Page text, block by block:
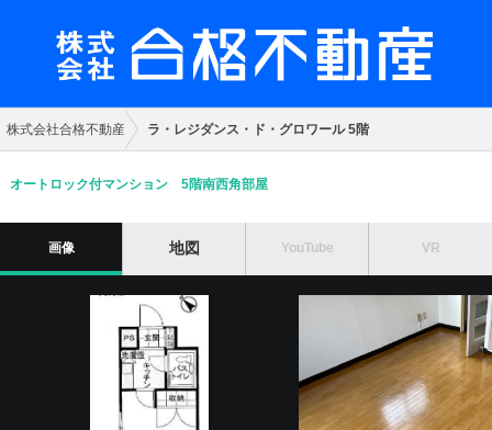
株式会社合格不動産 ラ・レジダンス・ド・グロワール 5階
オートロック付マンション 5階南西角部屋
画像 地図 YouTube VR